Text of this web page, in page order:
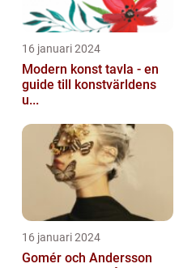
16 januari 2024
Modern konst tavla - en
guide till konstvärldens
u...
16 januari 2024
Gomér och Andersson